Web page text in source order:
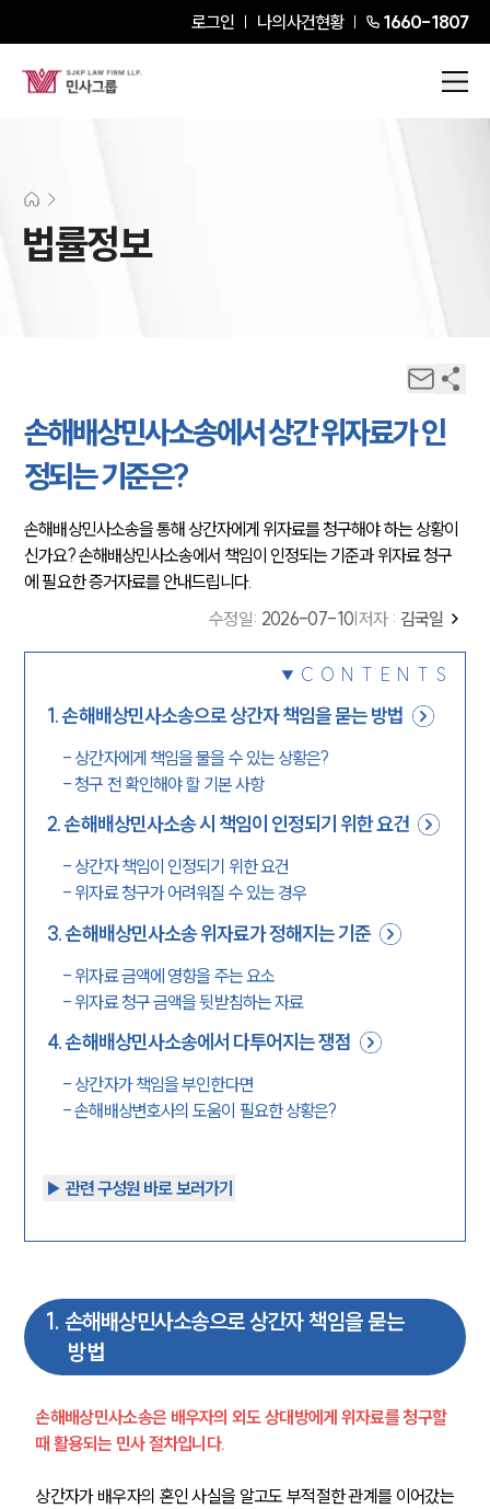
로그인 나의사건현황 1660-1807
법률정보
손해배상민사소송에서 상간 위자료가 인
정되는 기준은?
손해배상민사소송을 통해 상간자에게 위자료를 청구해야 하는 상황이
신가요? 손해배상민사소송에서 책임이 인정되는 기준과 위자료 청구
에 필요한 증거자료를 안내드립니다.
수정일: 2026-07-10 저자 : 김국일
CONTENTS
1.손해배상민사소송으로 상간자 책임을 묻는 방법
- 상간자에게 책임을 물을 수 있는 상황은?
-청구 전 확인해야 할 기본 사항
2.손해배상민사소송 시 책임이 인정되기 위한 요건
- 상간자 책임이 인정되기 위한 요건
- 위자료 청구가 어려워질 수 있는 경우
3.손해배상민사소송 위자료가 정해지는 기준
- 위자료 금액에 영향을 주는 요소
- 위자료 청구 금액을 뒷받침하는 자료
4.손해배상민사소송에서 다투어지는 쟁점
- 상간자가 책임을 부인한다면
-손해배상변호사의 도움이 필요한 상황은?
▶︎ 관련 구성원 바로 보러가기
1. 손해배상민사소송으로 상간자 책임을 묻는
방법
손해배상민사소송은 배우자의 외도 상대방에게 위자료를 청구할
때 활용되는 민사 절차입니다.
상간자가 배우자의 혼인 사실을 알고도 부적절한 관계를 이어갔는